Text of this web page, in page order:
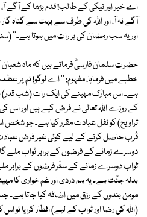
اے خیر اور نیکی کے طالب! قدم بڑھا کے آگے
آگے نہ آ، اور اﷲ کی طرف سے بہت سے گناہ
اور یہ سب رمضان کی ہر رات میں ہوتا ہے۔''
حضرت سلمان فارسیؓ فرماتے ہیں کہ ماہ
خطبے میں فرمایا، مفہوم: '' اے لوگو! تم پر
ہے۔ اس مبارک مہینے کی ایک رات (شب قدر)
کے روزے اﷲ تعالی نے فرض کیے ہیں اور اس کی
تراویح) کو نفل عبادت مقرر کیا ہے۔ جو شخص
قُرب حاصل کرنے کے لیے کوئی غیر فرض
دوسرے زمانے کے فرضوں کے برابر ثواب ملے
ثواب دوسرے زمانے کے ستّر فرضوں کے برابر
بدلہ جنّت ہے۔ یہ ہم دردی اور غم خواری کا
مومن بندوں کے رزق میں اضافہ کیا جاتا ہے۔
(اﷲ کی رضا اور ثواب کے لیے) افطار کرایا تو